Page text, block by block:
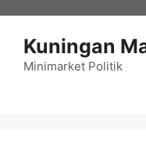
Kuningan
Minimarket Politik